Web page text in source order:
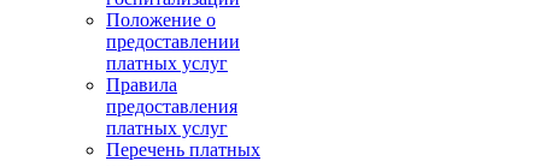
Положение о
предоставлении
платных услуг
Правила
предоставления
платных услуг
Перечень платных